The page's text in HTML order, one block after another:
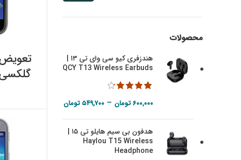
محصولات
هندزفری کیو سی وای تی ۱۳ |
QCY T13 Wireless Earbuds
۶۰۰,۰۰۰تومان – ۵۴۹,۷۰۰تومان
هدفون بی سیم هایلو تی ۱۵ |
Haylou T15 Wireless
Headphone